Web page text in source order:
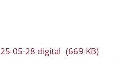
05-28 digital (669 KB)